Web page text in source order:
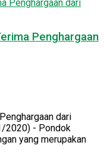
Penghargaan
dari
2020) - Pondok
yang merupakan